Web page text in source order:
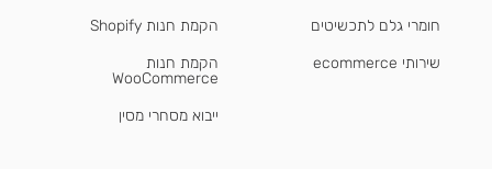
חומרי גלם לתכשיטים
שירותי ecommerce
הקמת חנות Shopify
הקמת חנות
WooCommerce
ייבוא מסחרי מסין